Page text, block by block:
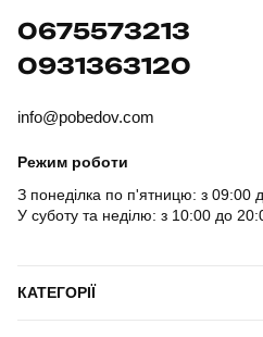
0675573213
0931363120
info@pobedov.com
Режим роботи
З понеділка по п'ятницю: з 09:00
У суботу та неділю: з 10:00 до
КАТЕГОРІЇ